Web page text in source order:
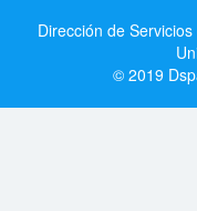
Dirección de
© 2019